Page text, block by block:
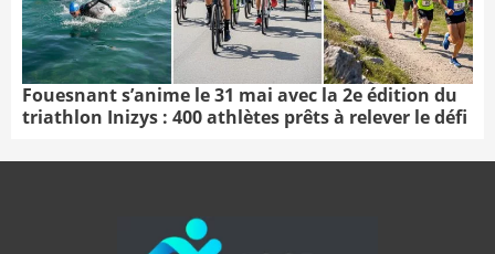
Fouesnant s’anime le 31 mai avec la 2e édition du
triathlon Inizys : 400 athlètes prêts à relever le défi